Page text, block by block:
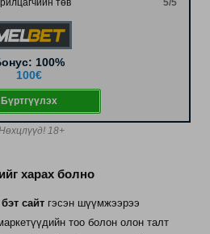
100%
100€
Бүртгүүлэх
18+
харах болно
бэт сайт гэсэн шүүмжээрээ
тоо болон олон талт